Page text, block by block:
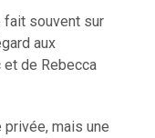
fait souvent sur
aux
et de Rebecca
privée, mais une